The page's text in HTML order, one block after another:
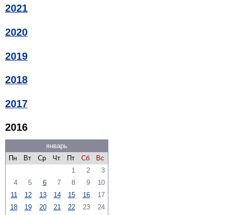
2021
2020
2019
2018
2017
2016
январь
Пн
Вт Ср Чт Пт Сб
Вс
1
2
3
4
5 6 7 8 9
10
11
12 13 14 15 16
17
18
19 20 21 22 23
24